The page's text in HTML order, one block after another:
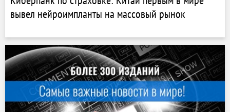
вывел нейроимпланты на массовый рынок